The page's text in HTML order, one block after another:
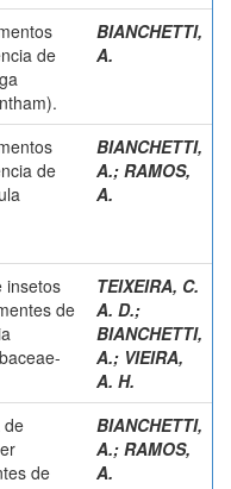
de
BIANCHETTI,
A.
de
BIANCHETTI,
A.; RAMOS,
A.
insetos
de
TEIXEIRA, C.
A. D.;
BIANCHETTI,
A.; VIEIRA,
A. H.
de
de
BIANCHETTI,
A.; RAMOS,
A.